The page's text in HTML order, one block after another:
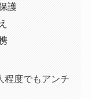
護
程度でもアンチ